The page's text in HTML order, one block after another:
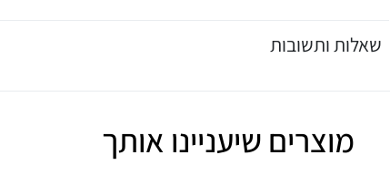
שאלות ותשובות
מוצרים שיעניינו אותך